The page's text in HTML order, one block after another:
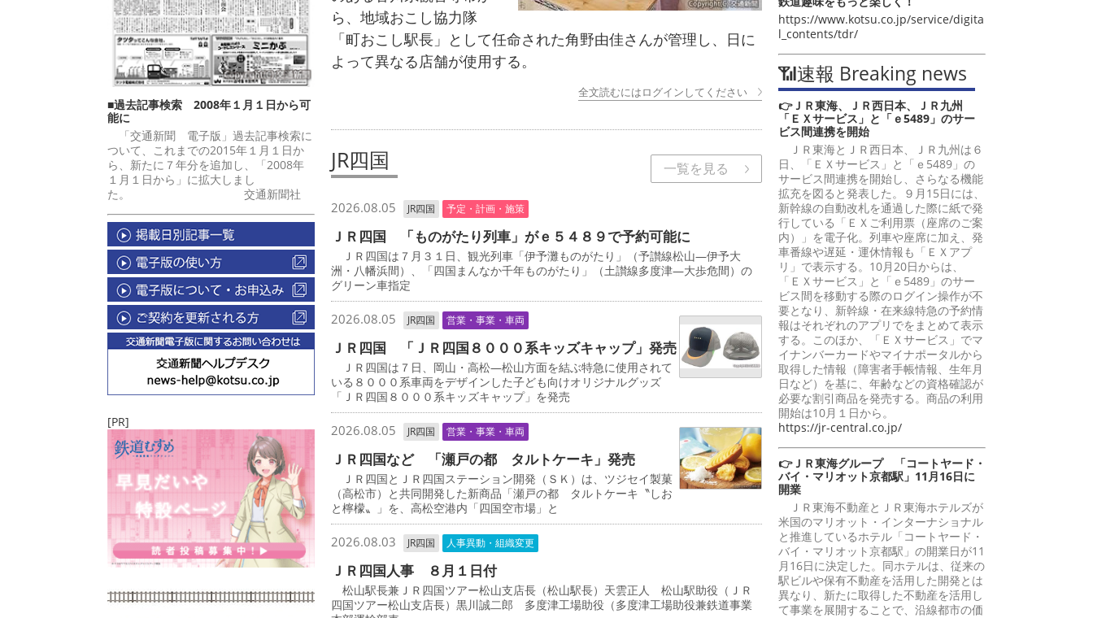
■過去記事検索 2008年１月１日から可
能に
「交通新聞 電子版」過去記事検索に
ついて、これまでの2015年１月１日か
ら、新たに７年分を追加し、「2008年
１月１日から」に拡大しまし
た。 交通新聞社
[PR]
ら、地域おこし協力隊
「町おこし駅長」として任命された角野由佳さんが管理し、日に
よって異なる店舗が使用する。
全文読むにはログインしてください
JR四国 一覧を見る
2026.08.05 JR四国 予定・計画・施策
ＪＲ四国 「ものがたり列車」がｅ５４８９で予約可能に
ＪＲ四国は７月３１日、観光列車「伊予灘ものがたり」（予讃線松山―伊予大
洲・八幡浜間）、「四国まんなか千年ものがたり」（土讃線多度津―大歩危間）の
グリーン車指定
2026.08.05 JR四国 営業・事業・車両
ＪＲ四国 「ＪＲ四国８０００系キッズキャップ」発売
ＪＲ四国は７日、岡山・高松―松山方面を結ぶ特急に使用されて
いる８０００系車両をデザインした子ども向けオリジナルグッズ
「ＪＲ四国８０００系キッズキャップ」を発売
2026.08.05 JR四国 営業・事業・車両
ＪＲ四国など 「瀬戸の都 タルトケーキ」発売
ＪＲ四国とＪＲ四国ステーション開発（ＳＫ）は、ツジセイ製菓
（高松市）と共同開発した新商品「瀬戸の都 タルトケーキ〝しお
と檸檬〟」を、高松空港内「四国空市場」と
2026.08.03 JR四国 人事異動・組織変更
ＪＲ四国人事 ８月１日付
松山駅長兼ＪＲ四国ツアー松山支店長（松山駅長）天雲正人 松山駅助役（ＪＲ
四国ツアー松山支店長）黒川誠二郎 多度津工場助役（多度津工場助役兼鉄道事業
https://www.kotsu.co.jp/service/digita
l_contents/tdr/
📶速報 Breaking news
👉ＪＲ東海、ＪＲ西日本、ＪＲ九州
「ＥＸサービス」と「ｅ5489」のサー
ビス間連携を開始
ＪＲ東海とＪＲ西日本、ＪＲ九州は６
日、「ＥＸサービス」と「ｅ5489」の
サービス間連携を開始し、さらなる機能
拡充を図ると発表した。９月15日には、
新幹線の自動改札を通過した際に紙で発
行している「ＥＸご利用票（座席のご案
内）」を電子化。列車や座席に加え、発
車番線や遅延・運休情報も「ＥＸアプ
リ」で表示する。10月20日からは、
「ＥＸサービス」と「ｅ5489」のサー
ビス間を移動する際のログイン操作が不
要となり、新幹線・在来線特急の予約情
報はそれぞれのアプリでをまとめて表示
する。このほか、「ＥＸサービス」でマ
イナンバーカードやマイナポータルから
取得した情報（障害者手帳情報、生年月
日など）を基に、年齢などの資格確認が
必要な割引商品を発売する。商品の利用
開始は10月１日から。
https://jr-central.co.jp/
👉ＪＲ東海グループ 「コートヤード・
バイ・マリオット京都駅」11月16日に
開業
ＪＲ東海不動産とＪＲ東海ホテルズが
米国のマリオット・インターナショナル
と推進しているホテル「コートヤード・
バイ・マリオット京都駅」の開業日が11
月16日に決定した。同ホテルは、従来の
駅ビルや保有不動産を活用した開発とは
異なり、新たに取得した不動産を活用し
て事業を展開することで、沿線都市の価